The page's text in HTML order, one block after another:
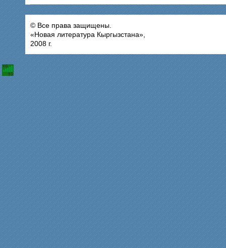
© Все права защищены.
«Новая литература Кыргызстана»,
2008 г.